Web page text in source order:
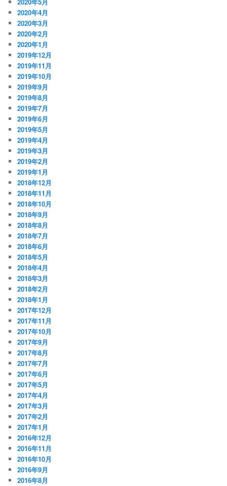
2020年4月
2020年3月
2020年2月
2020年1月
2019年12月
2019年11月
2019年10月
2019年9月
2019年8月
2019年7月
2019年6月
2019年5月
2019年4月
2019年3月
2019年2月
2019年1月
2018年12月
2018年11月
2018年10月
2018年9月
2018年8月
2018年7月
2018年6月
2018年5月
2018年4月
2018年3月
2018年2月
2018年1月
2017年12月
2017年11月
2017年10月
2017年9月
2017年8月
2017年7月
2017年6月
2017年5月
2017年4月
2017年3月
2017年2月
2017年1月
2016年12月
2016年11月
2016年10月
2016年9月
2016年8月